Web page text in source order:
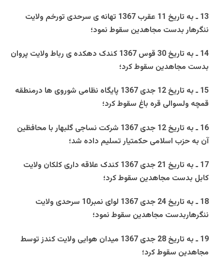
13 ـ به تاريخ 11 عقرب 1367 تهانه ی سرحدی تورخم ولايت
ننگرهار بدست مجاهدين سقوط نمود؛
14 ـ به تاريخ 30 قوس 1367 کندک دهکده ی رباط ولايت پروان
بدست مجاهدين سقوط کرد؛
15 ـ به تاريخ 12 جدی 1367 پايگاه نظامی شوروی ها درمنطقه
قمچه ولسوالی قره باغ سقوط کرد؛
16 ـ به تاريخ 12 جدی 1367 شرکت نساجی گلبهار با محافظين
آن به حزب اسلامی حکمتيار تسليم داده شد؛
17 ـ به تاريخ 21 جدی 1367 کندک علاقه داری کلکان ولايت
کابل بدست مجاهدين سقوط کرد؛
18 ـ به تاريخ 24 جدی 1367 لوای نمبر10 سرحدی ولايت
ننگرهاربدست مجاهدين سقوط نمود؛
19 ـ به تاريخ 28 جدی 1367 ميدان هوايی ولايت کندز توسط
مجاهدين سقوط کرد؛